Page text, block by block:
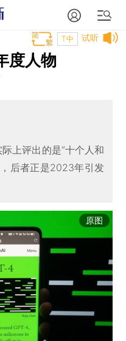
试听
T中
度人物
上评出的是“十个人和
后者正是2023年引发
原图